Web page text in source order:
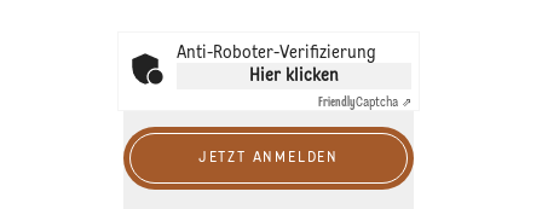
Anti-Roboter-Verifizierung
Hier klicken
FriendlyCaptcha ⇗
JETZT ANMELDEN